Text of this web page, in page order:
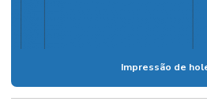
Impressão de